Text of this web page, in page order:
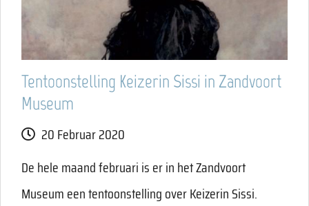
Tentoonstelling Keizerin Sissi in Zandvoort
Museum
20 Februar 2020
De hele maand februari is er in het Zandvoort
Museum een tentoonstelling over Keizerin Sissi.